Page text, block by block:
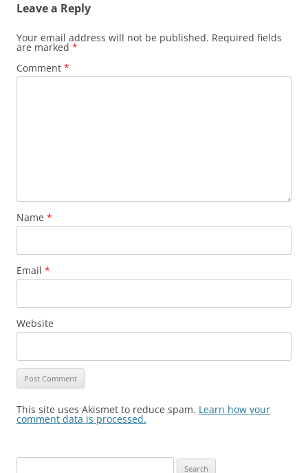
Leave a Reply
Your email address will not be published. Required fields
are marked *
Comment *
Name *
Email *
Website
This site uses Akismet to reduce spam. Learn how your
comment data is processed.